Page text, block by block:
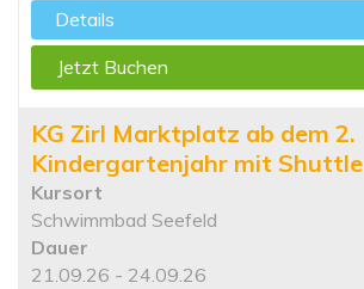
Details
Jetzt Buchen
KG Zirl Marktplatz ab dem 2.
Kindergartenjahr mit Shuttle
Kursort
Schwimmbad Seefeld
Dauer
21.09.26 - 24.09.26